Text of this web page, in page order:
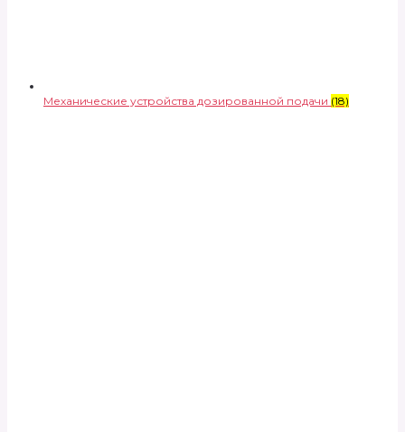
Механические устройства дозированной подачи (18)